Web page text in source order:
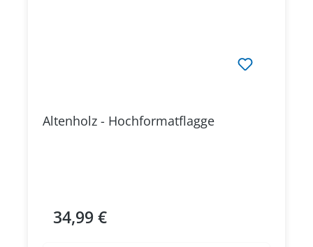
Altenholz - Hochformatflagge
Regulärer Preis:
34,99 €